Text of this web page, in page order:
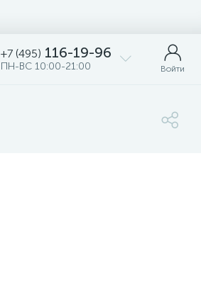
+7 (495) 116-19-96
ПН-ВС 10:00-21:00 Войти